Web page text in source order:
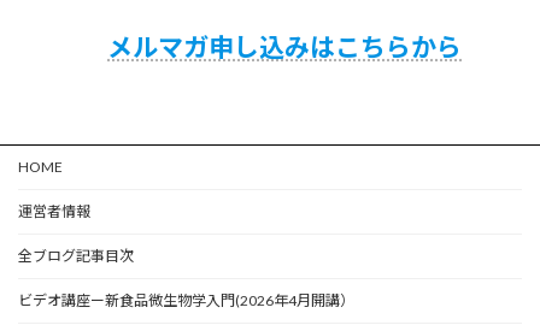
メルマガ申し込みはこちらから
HOME
運営者情報
全ブログ記事目次
ビデオ講座ー新食品微生物学入門(2026年4月開講）